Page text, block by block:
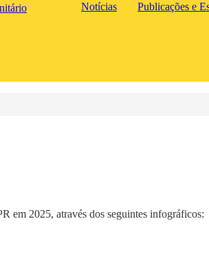
Notícias
Publicações e
em 2025, através dos seguintes infográficos: